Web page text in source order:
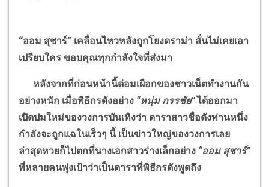
“ออม สุชาร์” เคลื่อนไหวหลังถูกโยงดราม่า ลั่นไม่เคยเอา
เปรียบใคร ขอบคุณทุกกำลังใจที่ส่งมา
หลังจากที่ก่อนหน้านี้ต่อมเผือกของชาวเน็ตทำงานกัน
อย่างหนัก เมื่อพิธีกรดังอย่าง “หนุ่ม กรรชัย” ได้ออกมา
เปิดปมใหม่ของวงการบันเทิงว่า ดาราสาวชื่อดังท่านหนึ่ง
กำลังจะถูกแฉในเร็วๆ นี้ เป็นข่าวใหญ่ของวงการเลย
ล่าสุดหวยก็ไปตกที่นางเอกสาวร่างเล็กอย่าง “ออม สุชาร์”
ที่หลายคนพุ่งเป้าว่าเป็นดาราที่พิธีกรดังพูดถึง